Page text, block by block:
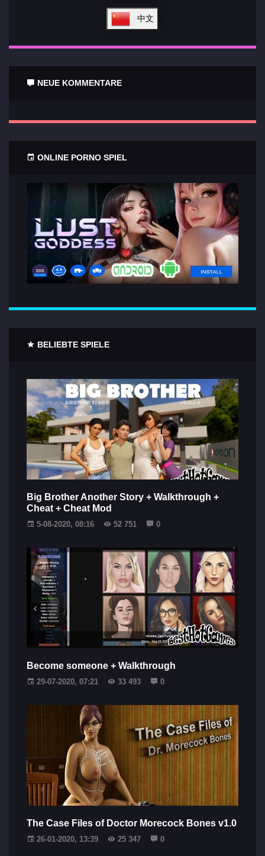
中文
NEUE KOMMENTARE
ONLINE PORNO SPIEL
BELIEBTE SPIELE
Big Brother Another Story + Walkthrough +
Cheat + Cheat Mod
5-08-2020, 08:16 52 751 0
Become someone + Walkthrough
29-07-2020, 07:21 33 493 0
The Case Files of Doctor Morecock Bones v1.0
26-01-2020, 13:39 25 347 0